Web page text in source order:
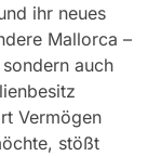
ihr neues
Mallorca –
auch
Vermögen
stößt